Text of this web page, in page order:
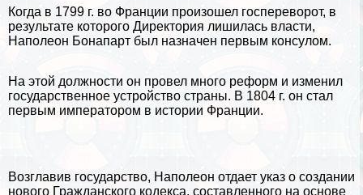
Когда в 1799 г. во Франции произошел госпереворот, в
результате которого Директория лишилась власти,
Наполеон Бонапарт был назначен первым консулом.
На этой должности он провел много реформ и изменил
государственное устройство страны. В 1804 г. он стал
первым императором в истории Франции.
Возглавив государство, Наполеон отдает указ о создании
нового Гражданского кодекса, составленного на основе